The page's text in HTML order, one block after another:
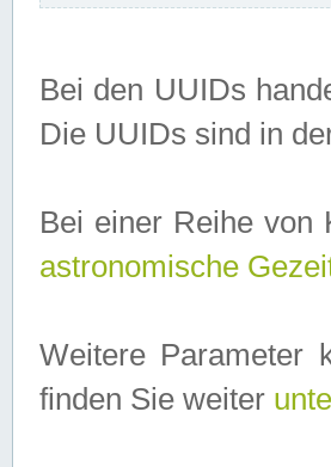
Bei den UUIDs
Die UUIDs sind in
Bei einer Reihe von
astronomische
Weitere Parameter
finden Sie weiter